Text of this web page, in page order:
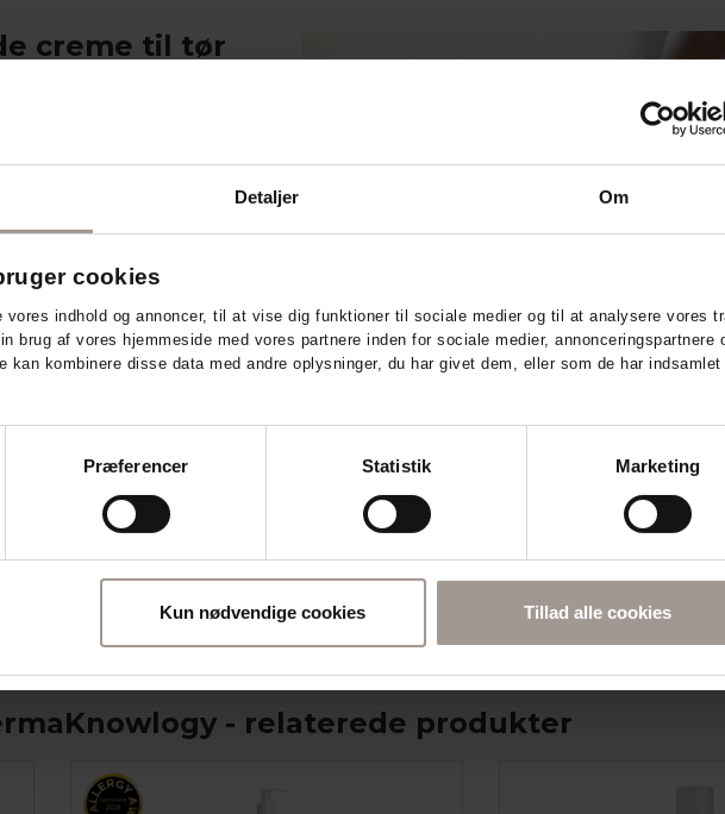
Detaljer Om
cookies
indhold og annoncer, til at vise dig funktioner til sociale medier og til at analysere vores
brug af vores hjemmeside med vores partnere inden for sociale medier, annonceringspartnere
kan kombinere disse data med andre oplysninger, du har givet dem, eller som de har indsamlet
Præferencer Statistik Marketing
Kun nødvendige cookies Tillad alle cookies
creme til tør
creme, til tør, sart og
på 40% fedt,
efter kort tid ikke længere.
og binder fugt i huden, med
beskyttende og
og virker effektivt over
gør cremen særligt egnet til
hud. Cremen er ligeledes
hænderne.
effektivt i kombination med
hud eller meget tørre
og eksemprægede område
af dagen.
- relaterede produkter